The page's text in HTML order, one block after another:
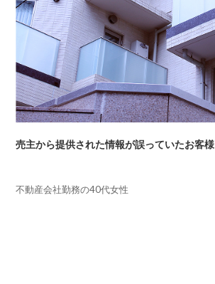
売主から提供された情報が誤っていたお客様
不動産会社勤務の40代女性